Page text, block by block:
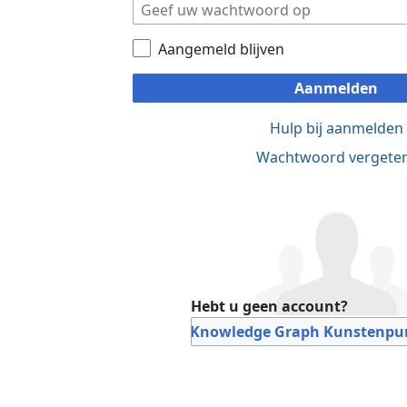
Aangemeld blijven
Aanmelden
Hulp bij aanmelden
Wachtwoord
Hebt u geen account?
Bij Knowledge Graph